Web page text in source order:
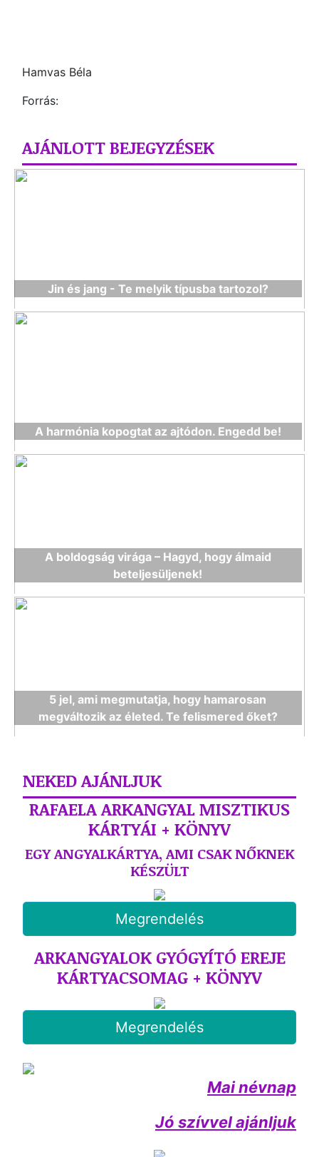
Hamvas Béla
Forrás:
AJÁNLOTT BEJEGYZÉSEK
Jin és jang - Te melyik típusba tartozol?
A harmónia kopogtat az ajtódon. Engedd be!
A boldogság virága – Hagyd, hogy álmaid
beteljesüljenek!
5 jel, ami megmutatja, hogy hamarosan
megváltozik az életed. Te felismered őket?
NEKED AJÁNLJUK
RAFAELA ARKANGYAL MISZTIKUS
KÁRTYÁI + KÖNYV
EGY ANGYALKÁRTYA, AMI CSAK NŐKNEK
KÉSZÜLT
Megrendelés
ARKANGYALOK GYÓGYÍTÓ EREJE
KÁRTYACSOMAG + KÖNYV
Megrendelés
Mai névnap
Jó szívvel ajánljuk